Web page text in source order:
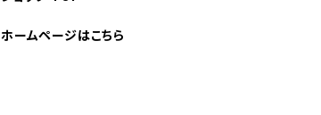
ホームページはこちら